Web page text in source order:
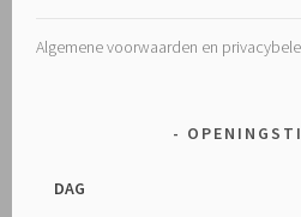
Algemene voorwaarden en
DAG